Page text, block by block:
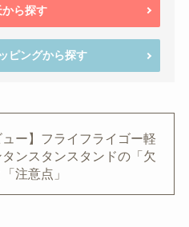
から探す
ピングから探す
ュー】フライフライゴー軽
ンスタンスタンドの「欠
注意点」